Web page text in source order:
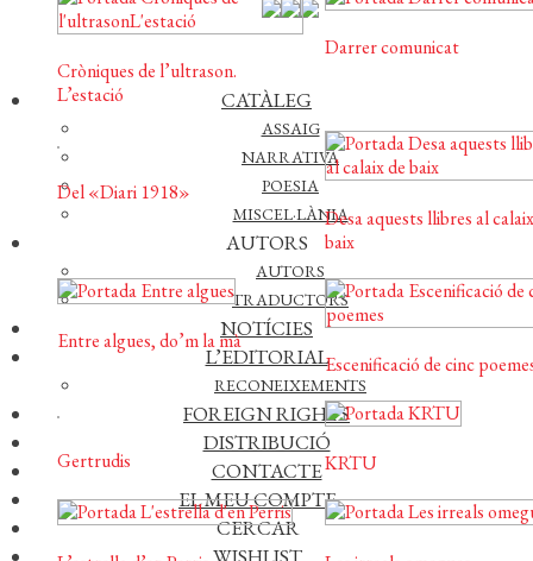
CATÀLEG
ASSAIG
NARRATIVA
POESIA
MISCEL·LÀNIA
AUTORS
AUTORS
TRADUCTORS
NOTÍCIES
L’EDITORIAL
RECONEIXEMENTS
FOREIGN RIGHTS
DISTRIBUCIÓ
CONTACTE
EL MEU COMPTE
CERCAR
Cròniques de l’ultrason.
L’estació
Darrer comunicat
Del «Diari 1918»
Desa aquests llibres al
baix
Entre algues, do’m la mà
Escenificació de cinc
Gertrudis KRTU